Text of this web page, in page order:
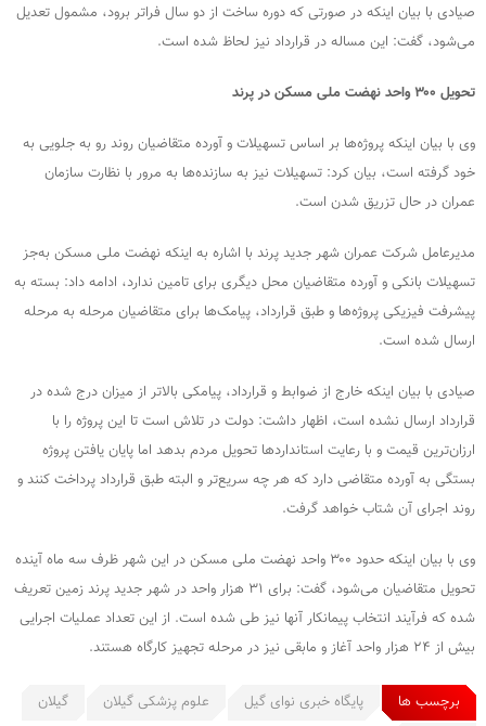
صیادی با بیان اینکه در صورتی که دوره ساخت از دو سال فراتر برود، مشمول تعدیل
می‌شود، گفت: این مساله در قرارداد نیز لحاظ شده است.
تحویل ۳۰۰ واحد نهضت ملی مسکن در پرند
وی با بیان اینکه پروژه‌ها بر اساس تسهیلات و آورده متقاضیان روند رو به جلویی به
خود گرفته است، بیان کرد: تسهیلات نیز به سازنده‌ها به مرور با نظارت سازمان
عمران در حال تزریق شدن است.
مدیرعامل شرکت عمران شهر جدید پرند با اشاره به اینکه نهضت ملی مسکن به‌جز
تسهیلات بانکی و آورده متقاضیان محل دیگری برای تامین ندارد، ادامه داد: بسته به
پیشرفت فیزیکی پروژه‌ها و طبق قرارداد، پیامک‌ها برای متقاضیان مرحله به مرحله
ارسال شده است.
صیادی با بیان اینکه خارج از ضوابط و قرارداد، پیامکی بالاتر از میزان درج شده در
قرارداد ارسال نشده است، اظهار داشت: دولت در تلاش است تا این پروژه را با
ارزان‌ترین قیمت و با رعایت استانداردها تحویل مردم بدهد اما پایان یافتن پروژه
بستگی به آورده متقاضی دارد که هر چه سریع‌تر و البته طبق قرارداد پرداخت کنند و
روند اجرای آن شتاب خواهد گرفت.
وی با بیان اینکه حدود ۳۰۰ واحد نهضت ملی مسکن در این شهر ظرف سه ماه آینده
تحویل متقاضیان می‌شود، گفت: برای ۳۱ هزار واحد در شهر جدید پرند زمین تعریف
شده که فرآیند انتخاب پیمانکار آنها نیز طی شده است. از این تعداد عملیات اجرایی
بیش از ۲۴ هزار واحد آغاز و مابقی نیز در مرحله تجهیز کارگاه هستند.
برچسب ها پایگاه خبری نوای گیل علوم پزشکی گیلان گیلان